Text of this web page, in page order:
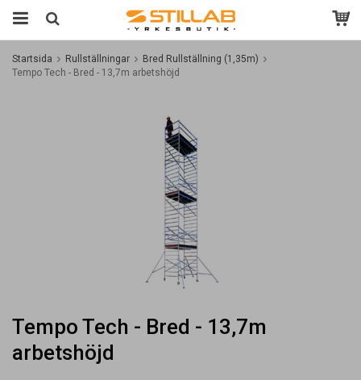
Startsida Rullställningar
Bred Rullställning (1,35m)
Tempo Tech - Bred - 13,7m arbetshöjd
Tempo Tech - Bred - 13,7m
arbetshöjd